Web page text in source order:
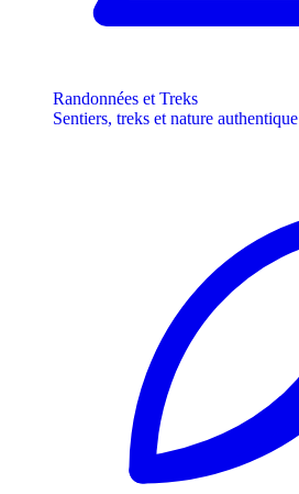
Randonnées et Treks
Sentiers, treks et nature authentique